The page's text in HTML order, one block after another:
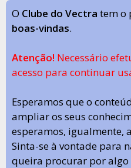
O Clube do Vectra tem o
boas-vindas.
Atenção! Necessário
acesso para continuar
Esperamos que o
ampliar os seus
esperamos, igualmente,
Sinta-se à vontade para
queira procurar por algo